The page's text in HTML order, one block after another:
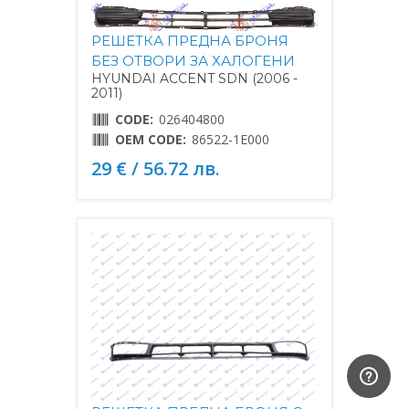
РЕШЕТКА ПРЕДНА БРОНЯ
БЕЗ ОТВОРИ ЗА ХАЛОГЕНИ
HYUNDAI ACCENT SDN (2006 -
2011)
CODE: 026404800
OEM CODE: 86522-1E000
29 € / 56.72 лв.